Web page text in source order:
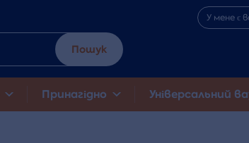
У мене є
Пошук
Принагідно Універсальний